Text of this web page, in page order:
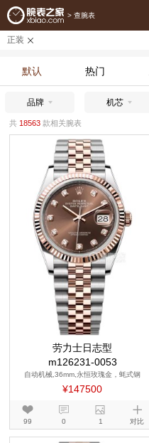
> 查腕表
正装
默认 热门
品牌 机芯
共 18563款相关腕表
劳力士日志型
m126231-0053
自动机械,36mm,永恒玫瑰金，蚝式钢
¥147500
99 0 1 对比